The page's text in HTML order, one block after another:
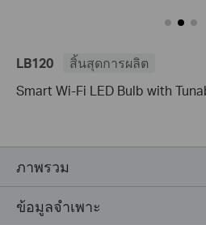
LB120
สิ้นสุดการผลิต
Smart Wi-Fi LED Bulb with
ภาพรวม
ข้อมูลจำเพาะ